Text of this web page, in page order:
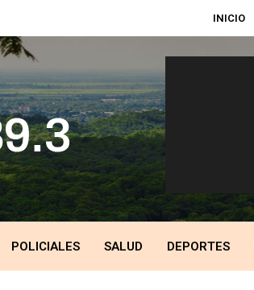
INICIO
POLICIALES SALUD DEPORTES